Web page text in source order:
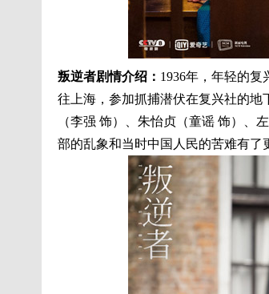
叛逆者剧情介绍： 1936年，年轻的
往上海，参加抓捕潜伏在复兴社的
（李强 饰）、朱怡贞（童谣 饰）、
部的乱象和当时中国人民的苦难有了